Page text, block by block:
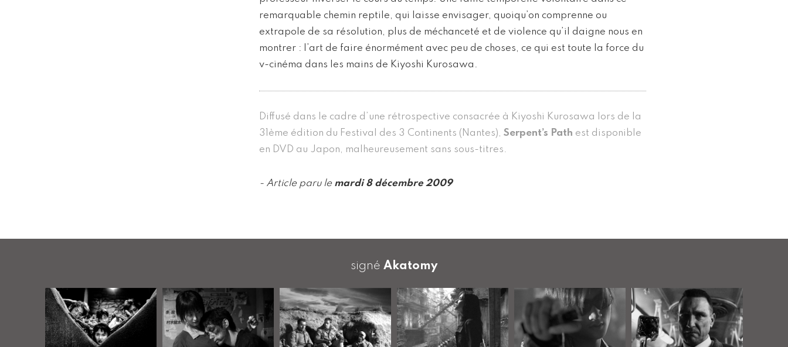
remarquable chemin reptile, qui laisse envisager, quoiqu’on comprenne ou
extrapole de sa résolution, plus de méchanceté et de violence qu’il daigne nous en
montrer : l’art de faire énormément avec peu de choses, ce qui est toute la force du
v-cinéma dans les mains de Kiyoshi Kurosawa.
Diffusé dans le cadre d’une rétrospective consacrée à Kiyoshi Kurosawa lors de la
31ème édition du Festival des 3 Continents (Nantes), Serpent’s Path est disponible
en DVD au Japon, malheureusement sans sous-titres.
- Article paru le mardi 8 décembre 2009
signé Akatomy